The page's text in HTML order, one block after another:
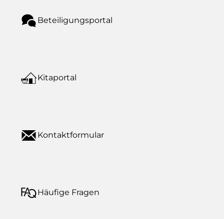
Beteiligungsportal
Kitaportal
Kontaktformular
Häufige Fragen